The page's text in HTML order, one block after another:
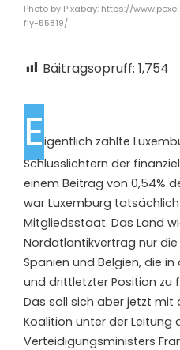
Photo by Pixabay: https://
fly-55819/
Bäitragsopruff: 1,754
Eigentlich zählte
Schlusslichtern der
einem Beitrag von 0,54%
war Luxemburg
Mitgliedsstaat. Das Land
Nordatlantikvertrag nur
Spanien und Belgien, die
und drittletzter Position zu
Das soll sich aber jetzt
Koalition unter der Leitung
Verteidigungsministers